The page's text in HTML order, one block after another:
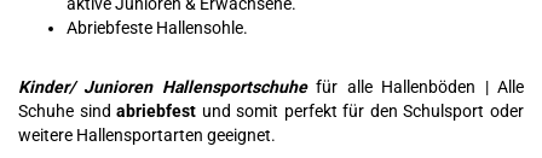
Abriebfeste Hallensohle.
Kinder/ Junioren Hallensportschuhe für alle Hallenböden | Alle
Schuhe sindabriebfest und somit perfekt für den Schulsport oder
weitere Hallensportarten geeignet.